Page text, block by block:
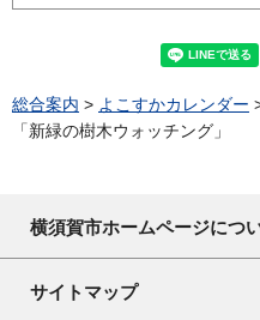
総合案内 > よこすかカレンダー
「新緑の樹木ウォッチング」
横須賀市ホームページにつ
サイトマップ